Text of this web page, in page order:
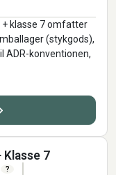
+ klasse 7 omfatter
(stykgods),
ADR-konventionen,
Klasse 7
?